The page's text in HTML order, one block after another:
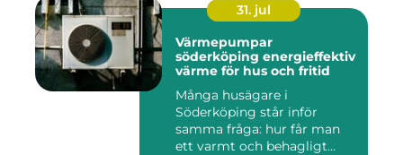
31. jul
Värmepumpar
söderköping energieffektiv
värme för hus och fritid
Många husägare i
Söderköping står inför
samma fråga: hur får man
ett varmt och behagligt